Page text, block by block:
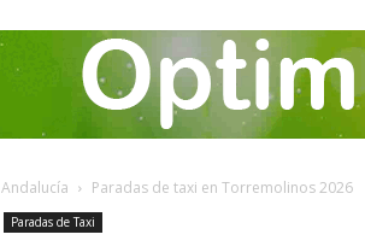
Andalucía Paradas de taxi en Torremolinos 2026
Paradas de Taxi